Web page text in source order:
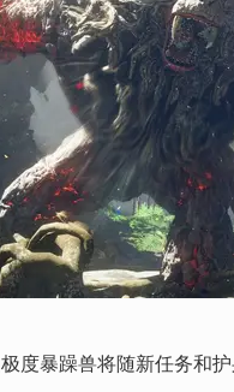
度暴躁兽将随新任务和护